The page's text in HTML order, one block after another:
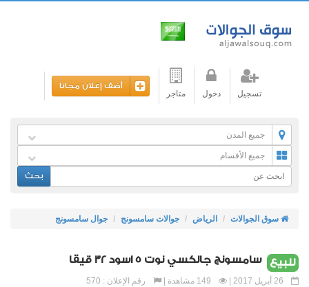
تسجيل دخول متاجر
أضف إعلان مجانا
جميع المدن
جميع الأقسام
بحث
سوق الجوالات الرياض جوالات سامسونج جوال سامسونج
للبيع سامسونج جالكسي نوت 5 اسود 32 قيقا
رقم الإعلان : 570